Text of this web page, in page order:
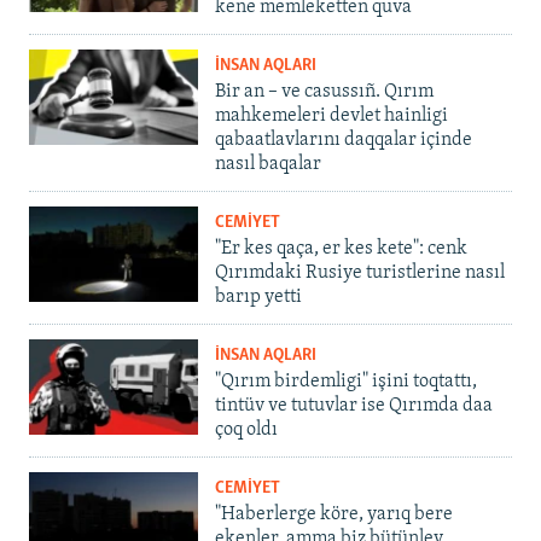
kene memleketten quva
İNSAN AQLARI
Bir an – ve casussıñ. Qırım
mahkemeleri devlet hainligi
qabaatlavlarını daqqalar içinde
nasıl baqalar
CEMİYET
"Er kes qaça, er kes kete": cenk
Qırımdaki Rusiye turistlerine nasıl
barıp yetti
İNSAN AQLARI
"Qırım birdemligi" işini toqtattı,
tintüv ve tutuvlar ise Qırımda daa
çoq oldı
CEMİYET
"Haberlerge köre, yarıq bere